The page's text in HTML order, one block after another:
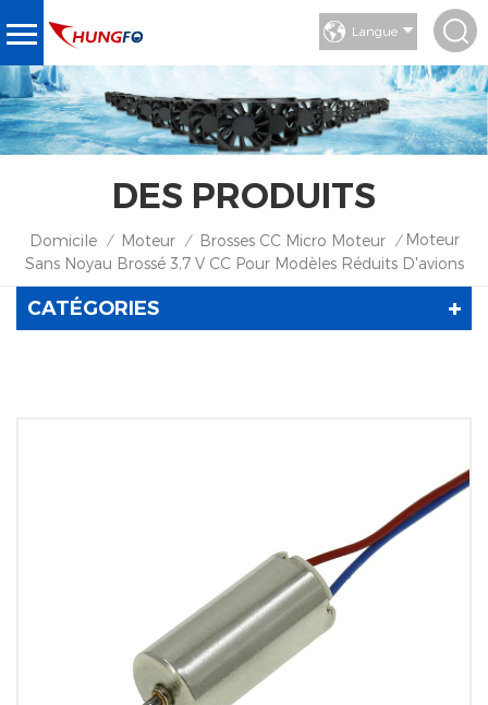
Langue
DES PRODUITS
Domicile / Moteur / Brosses CC Micro Moteur / Moteur
Sans Noyau Brossé 3,7 V CC Pour Modèles Réduits D'avions
CATÉGORIES